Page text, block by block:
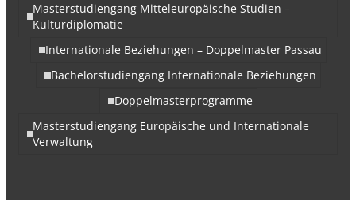
Masterstudiengang Mitteleuropäische Studien –
Kulturdiplomatie
Internationale Beziehungen – Doppelmaster Passau
Bachelorstudiengang Internationale Beziehungen
Doppelmasterprogramme
Masterstudiengang Europäische und Internationale
Verwaltung